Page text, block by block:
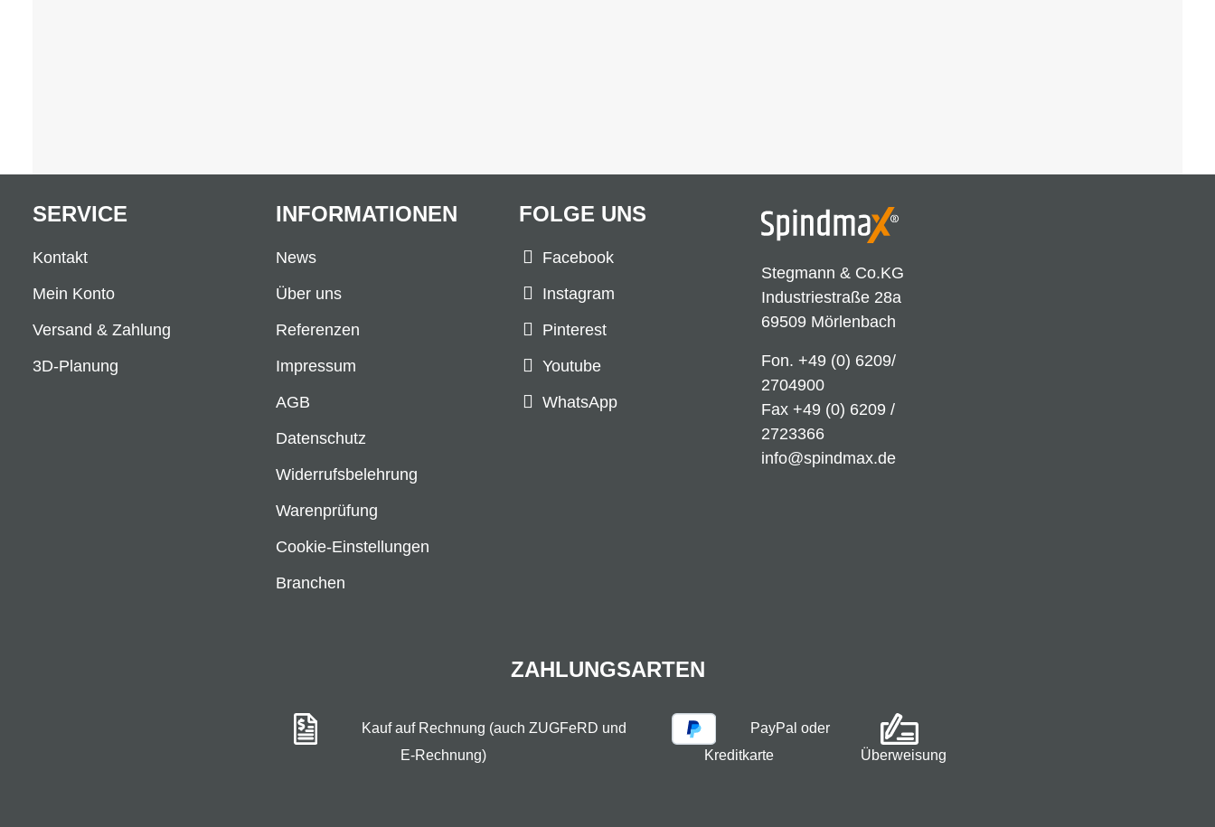
Stegmann & Co.KG
Industriestraße 28a
69509 Mörlenbach
Fon. +49 (0) 6209/
2704900
Fax +49 (0) 6209 /
2723366
info@spindmax.de
FOLGE UNS
Facebook
Instagram
Pinterest
Youtube
WhatsApp
SERVICE
Kontakt
Mein Konto
Versand & Zahlung
3D-Planung
INFORMATIONEN
News
Über uns
Referenzen
Impressum
AGB
Datenschutz
Widerrufsbelehrung
Warenprüfung
Cookie-Einstellungen
Branchen
ZAHLUNGSARTEN
Kauf auf Rechnung (auch ZUGFeRD und
E-Rechnung)
PayPal oder
Kreditkarte
Überweisung